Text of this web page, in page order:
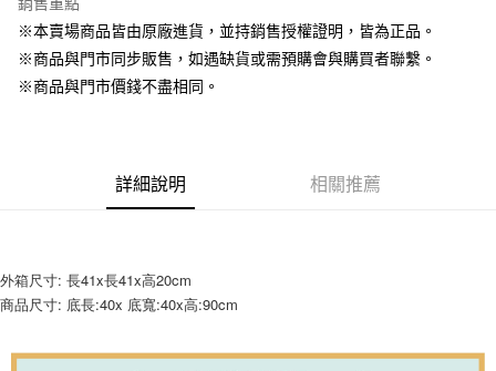
運送方式
宅配【全館滿1500免運】
每筆NT$85，滿NT$1,500(含以上)免運費
※本賣場商品皆由原廠進貨，並持銷售授權證明，皆為正品。
※商品與門市同步販售，如遇缺貨或需預購會與購買者聯繫。
※商品與門市價錢不盡相同。
詳細說明 相關推薦
外箱尺寸: 長41x長41x高20cm
商品尺寸: 底長:40x 底寬:40x高:90cm